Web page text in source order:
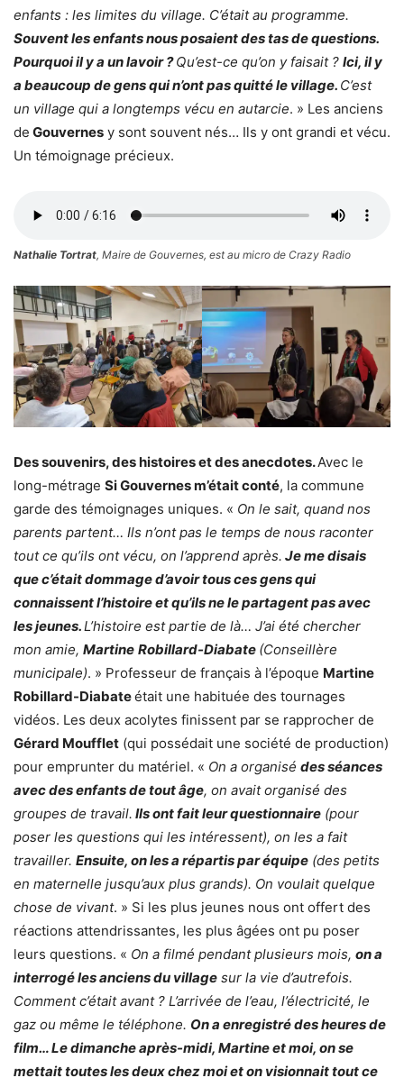
enfants : les limites du village. C’était au programme.
Souvent les enfants nous posaient des tas de questions.
Pourquoi il y a un lavoir ?Qu’est-ce qu’on y faisait ? Ici, il y
a beaucoup de gens qui n’ont pas quitté le village. C’est
un village qui a longtemps vécu en autarcie. » Les anciens
de Gouvernes y sont souvent nés… Ils y ont grandi et vécu.
Un témoignage précieux.
Nathalie Tortrat, Maire de Gouvernes, est au micro de Crazy Radio
Des souvenirs, des histoires et des anecdotes.Avec le
long-métrage Si Gouvernes m’était conté, la commune
garde des témoignages uniques. « On le sait, quand nos
parents partent… Ils n’ont pas le temps de nous raconter
tout ce qu’ils ont vécu, on l’apprend après. Je me disais
que c’était dommage d’avoir tous ces gens qui
connaissent l’histoire et qu’ils ne le partagent pas avec
les jeunes.L’histoire est partie de là… J’ai été chercher
mon amie, Martine Robillard-Diabate (Conseillère
municipale). » Professeur de français à l’époque Martine
Robillard-Diabateétait une habituée des tournages
vidéos. Les deux acolytes finissent par se rapprocher de
Gérard Moufflet (qui possédait une société de production)
pour emprunter du matériel. « On a organisé des séances
avec des enfants de tout âge, on avait organisé des
groupes de travail. Ils ont fait leur questionnaire (pour
poser les questions qui les intéressent), on les a fait
travailler. Ensuite, on les a répartis par équipe (des petits
en maternelle jusqu’aux plus grands). On voulait quelque
chose de vivant. » Si les plus jeunes nous ont offert des
réactions attendrissantes, les plus âgées ont pu poser
leurs questions. « On a filmé pendant plusieurs mois, on a
interrogé les anciens du village sur la vie d’autrefois.
Comment c’était avant ? L’arrivée de l’eau, l’électricité, le
gaz ou même le téléphone. On a enregistré des heures de
film… Le dimanche après-midi, Martine et moi, on se
mettait toutes les deux chez moi et on visionnait tout ce